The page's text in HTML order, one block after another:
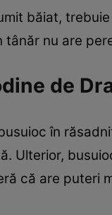
băiat,
tânăr nu are
de
în
Ulterior,
că are puteri